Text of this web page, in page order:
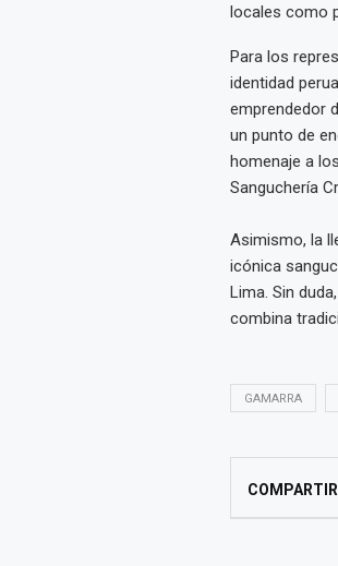
locales como
Para los
identidad
emprendedor
un punto de
homenaje a
Sanguchería
Asimismo, la
icónica
Lima. Sin
combina
GAMARRA
COMPARTIR